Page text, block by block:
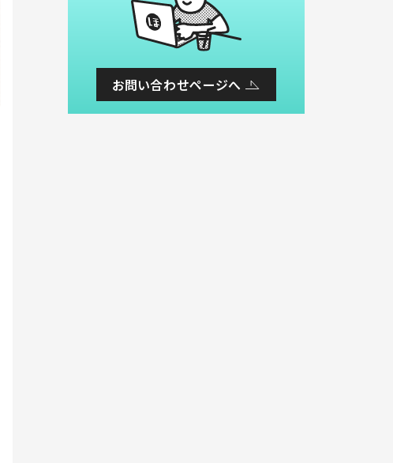
お問い合わせページへ